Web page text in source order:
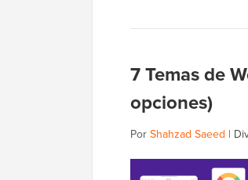
7 Temas de
opciones)
PorShahzad Saeed |